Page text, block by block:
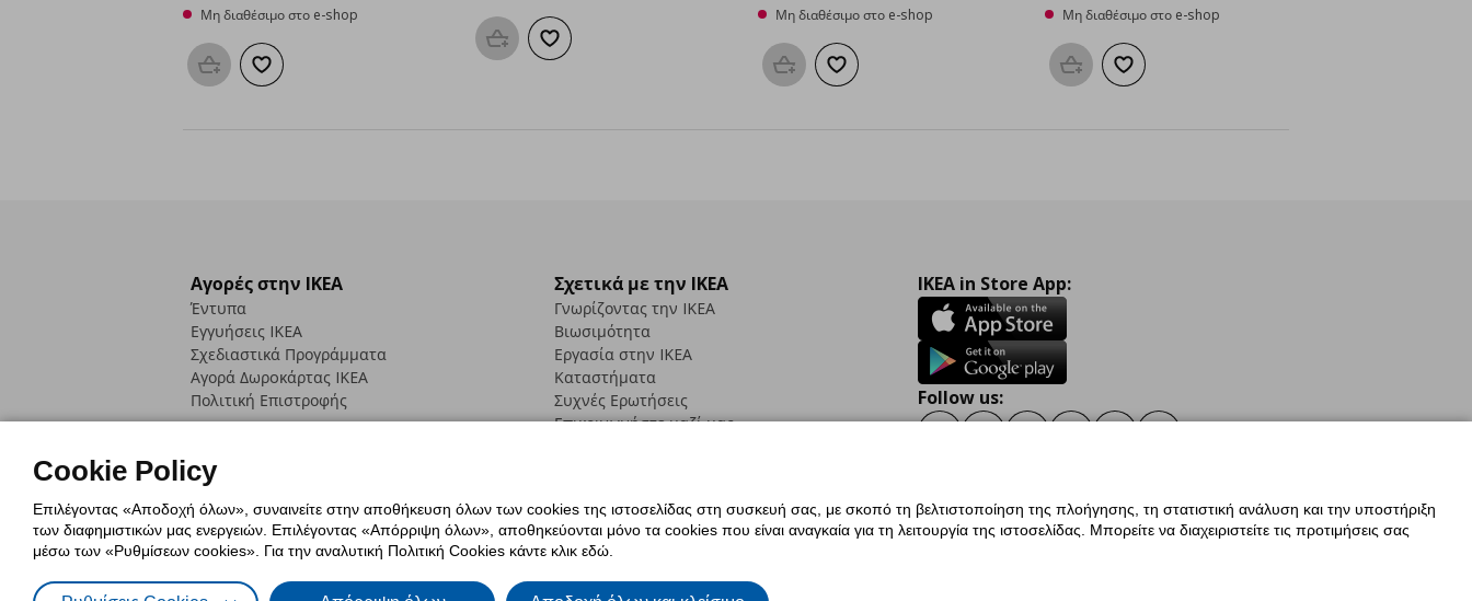
Μη διαθέσιμο στο e-shop
Προσθήκη στο καλάθι
Προσθήκη στα αγαπημένα
Προσθήκη στο καλάθι
Προσθήκη στα αγαπημένα
Μη διαθέσιμο στο e-shop
Προσθήκη στο καλάθι
Προσθήκη στα αγαπημένα
Μη διαθέσιμο στο e-shop
Προσθήκη στο καλάθι
Προσθήκη στα αγαπημένα
Αγορές στην IKEA
Έντυπα
Εγγυήσεις IKEA
Σχεδιαστικά Προγράμματα
Αγορά Δωρoκάρτας IKEA
Πολιτική Επιστροφής
Σχετικά με την IKEA
Γνωρίζοντας την IKEA
Βιωσιμότητα
Εργασία στην IKEA
Καταστήματα
Συχνές Ερωτήσεις
Επικοινωνήστε μαζί μας
IKEA in Store App:
Follow us:
Πολιτική Cookies Δήλωση ψηφιακής προσβασιμότητας
Γενική Πολιτική Προσωπικών Δεδομένων
Cookie Policy
Επιλέγοντας «Αποδοχή όλων», συναινείτε στην αποθήκευση όλων των cookies της ιστοσελίδας στη συσκευή σας, με σκοπό τη βελτιστοποίηση της πλοήγησης, τη στατιστική ανάλυση και την υποστήριξη
των διαφημιστικών μας ενεργειών. Επιλέγοντας «Απόρριψη όλων», αποθηκεύονται μόνο τα cookies που είναι αναγκαία για τη λειτουργία της ιστοσελίδας. Μπορείτε να διαχειριστείτε τις προτιμήσεις σας
μέσω των «Ρυθμίσεων cookies». Για την αναλυτική Πολιτική Cookies κάντε κλικ εδώ.